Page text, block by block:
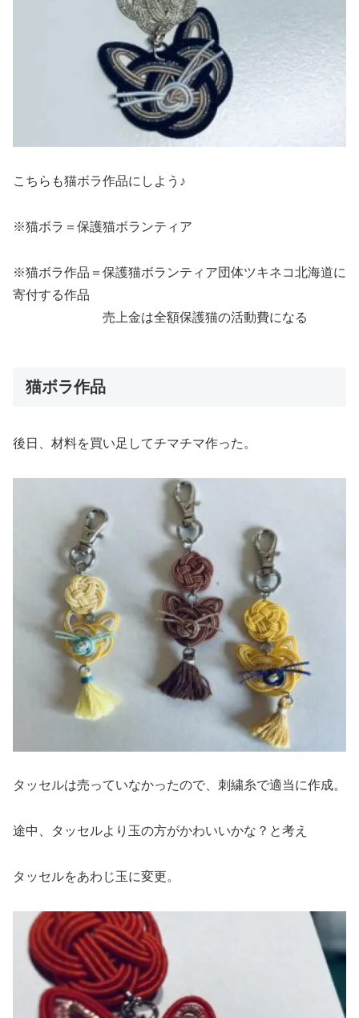
こちらも猫ボラ作品にしよう♪
※猫ボラ＝保護猫ボランティア
※猫ボラ作品＝保護猫ボランティア団体ツキネコ北海道に
寄付する作品
売上金は全額保護猫の活動費になる
猫ボラ作品
後日、材料を買い足してチマチマ作った。
タッセルは売っていなかったので、刺繍糸で適当に作成。
途中、タッセルより玉の方がかわいいかな？と考え
タッセルをあわじ玉に変更。